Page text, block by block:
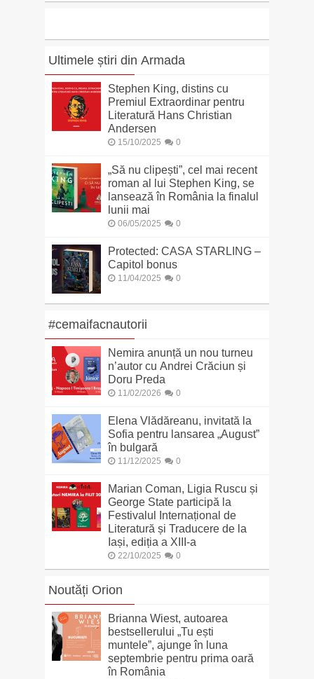
Ultimele știri din Armada
Stephen King, distins cu
Premiul Extraordinar pentru
Literatură Hans Christian
Andersen
15/10/2025 0
„Să nu clipești”, cel mai recent
roman al lui Stephen King, se
lansează în România la finalul
lunii mai
06/05/2025 0
Protected: CASA STARLING –
Capitol bonus
11/04/2025 0
#cemaifacnautorii
Nemira anunță un nou turneu
n’autor cu Andrei Crăciun și
Doru Preda
11/02/2026 0
Elena Vlădăreanu, invitată la
Sofia pentru lansarea „August”
în bulgară
11/12/2025 0
Marian Coman, Ligia Ruscu și
George State participă la
Festivalul Internațional de
Literatură și Traducere de la
Iași, ediția a XIII-a
22/10/2025 0
Noutăți Orion
Brianna Wiest, autoarea
bestsellerului „Tu ești
muntele”, ajunge în luna
septembrie pentru prima oară
în România